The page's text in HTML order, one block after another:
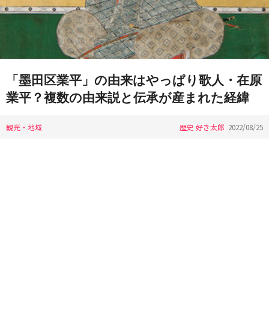
「墨田区業平」の由来はやっぱり歌人・在原
業平？複数の由来説と伝承が産まれた経緯
観光・地域 歴史 好き太郎 2022/08/25